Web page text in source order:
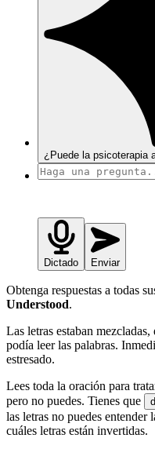
¿Puede la psicoterapia
Dictado Enviar
Obtenga respuestas a todas
Understood.
Las letras estaban
podía leer las palabras.
estresado.
Lees toda la oración para
pero no puedes. Tienes que
las letras no puedes
cuáles letras están invertidas.